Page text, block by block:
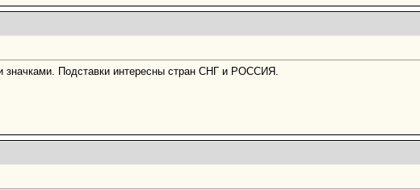
значками. Подставки интересны стран СНГ и РОССИЯ.